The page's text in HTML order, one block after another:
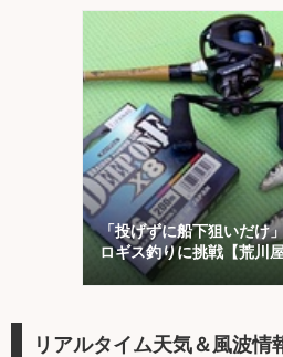
「投げずに船下狙いだけ
ロギス釣りに挑戦【荒川
キス約70匹！
リアルタイム天気＆風波情